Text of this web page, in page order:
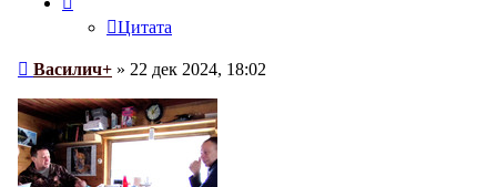
Цитата
Сообщение
Василич+ » 22 дек 2024, 18:02